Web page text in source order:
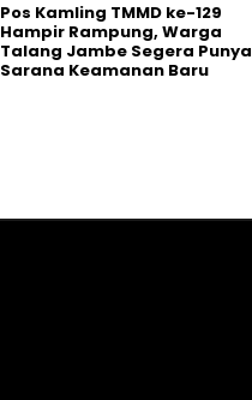
Pos Kamling TMMD ke-129
Hampir Rampung, Warga
Talang Jambe Segera Punya
Sarana Keamanan Baru